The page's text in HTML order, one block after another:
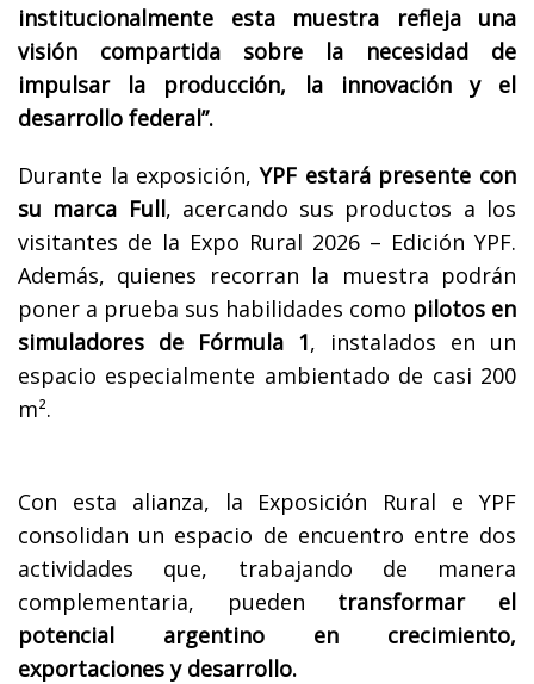
institucionalmente esta muestra refleja una
visión compartida sobre la necesidad de
impulsar la producción, la innovación y el
desarrollo federal”.
Durante la exposición,YPF estará presente con
su marca Full, acercando sus productos a los
visitantes de la Expo Rural 2026 – Edición YPF.
Además, quienes recorran la muestra podrán
poner a prueba sus habilidades como pilotos en
simuladores de Fórmula 1, instalados en un
espacio especialmente ambientado de casi 200
m².
Con esta alianza, la Exposición Rural e YPF
consolidan un espacio de encuentro entre dos
actividades que, trabajando de manera
complementaria, pueden transformar el
potencial argentino en crecimiento,
exportaciones y desarrollo.